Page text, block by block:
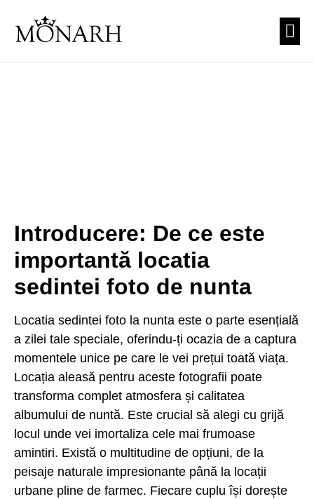
Introducere: De ce este
importantă locatia
sedintei foto de nunta
Locatia sedintei foto la nunta este o parte esențială
a zilei tale speciale, oferindu-ți ocazia de a captura
momentele unice pe care le vei prețui toată viața.
Locația aleasă pentru aceste fotografii poate
transforma complet atmosfera și calitatea
albumului de nuntă. Este crucial să alegi cu grijă
locul unde vei imortaliza cele mai frumoase
amintiri. Există o multitudine de opțiuni, de la
peisaje naturale impresionante până la locații
urbane pline de farmec. Fiecare cuplu își dorește